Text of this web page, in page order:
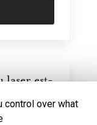
laser est-
PKR ou
control over what